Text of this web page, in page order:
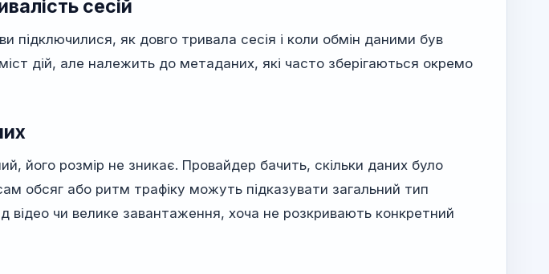
сесій
підключилися, як довго тривала сесія і коли обмін даними був
дій, але належить до метаданих, які часто зберігаються окремо
його розмір не зникає. Провайдер бачить, скільки даних було
обсяг або ритм трафіку можуть підказувати загальний тип
відео чи велике завантаження, хоча не розкривають конкретний